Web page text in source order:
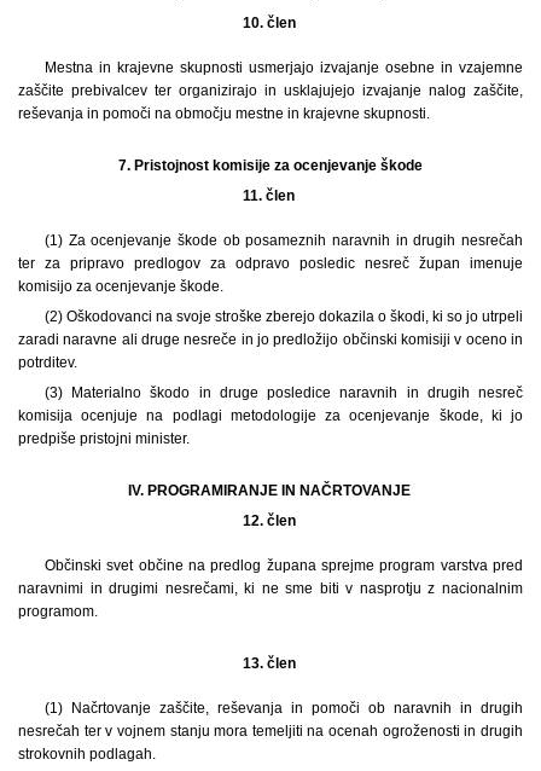
10. člen
Mestna in krajevne skupnosti usmerjajo izvajanje osebne in vzajemne
zaščite prebivalcev ter organizirajo in usklajujejo izvajanje nalog zaščite,
reševanja in pomoči na območju mestne in krajevne skupnosti.
7. Pristojnost komisije za ocenjevanje škode
11. člen
(1) Za ocenjevanje škode ob posameznih naravnih in drugih nesrečah
ter za pripravo predlogov za odpravo posledic nesreč župan imenuje
komisijo za ocenjevanje škode.
(2) Oškodovanci na svoje stroške zberejo dokazila o škodi, ki so jo utrpeli
zaradi naravne ali druge nesreče in jo predložijo občinski komisiji v oceno in
potrditev.
(3) Materialno škodo in druge posledice naravnih in drugih nesreč
komisija ocenjuje na podlagi metodologije za ocenjevanje škode, ki jo
predpiše pristojni minister.
IV. PROGRAMIRANJE IN NAČRTOVANJE
12. člen
Občinski svet občine na predlog župana sprejme program varstva pred
naravnimi in drugimi nesrečami, ki ne sme biti v nasprotju z nacionalnim
programom.
13. člen
(1) Načrtovanje zaščite, reševanja in pomoči ob naravnih in drugih
nesrečah ter v vojnem stanju mora temeljiti na ocenah ogroženosti in drugih
strokovnih podlagah.